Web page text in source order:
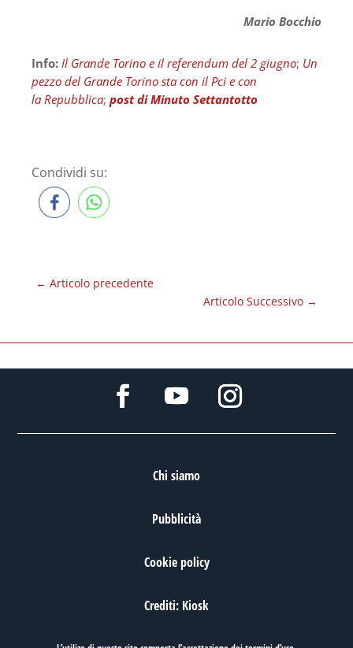
Mario Bocchio
Info: Il Grande Torino e il referendum del 2 giugno; Un
pezzo del Grande Torino sta con il Pci e con
la Repubblica; post di Minuto Settantotto
Condividi su:
← Articolo precedente
Articolo Successivo →
Chi siamo
Pubblicità
Cookie policy
Crediti: Kiosk